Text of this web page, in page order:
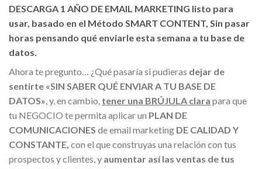
DESCARGA 1 AÑO DE EMAIL MARKETING listo para
usar, basado en el Método SMART CONTENT, Sin pasar
horas pensando qué enviarle esta semana a tu base de
datos.
Ahora te pregunto… ¿Qué pasaría si pudieras dejar de
sentirte «SIN SABER QUÉ ENVIAR A TU BASE DE
DATOS» , y, en cambio, tener una BRÚJULA clara para que
tu NEGOCIO te permita aplicar un PLAN DE
COMUNICACIONES de email marketing DE CALIDAD Y
CONSTANTE, con el que construyas una relación con tus
prospectos y clientes, y aumentar así las ventas de tus